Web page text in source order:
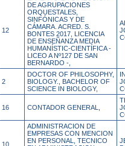
12
DE AGRUPACIONES
ORQUESTALES,
SINFÓNICAS Y DE
CÁMARA. ACRED. S.
BONTES 2017, LICENCIA
DE ENSEÑANZA MEDIA
HUMANÍSTIC-CIENTÍFICA -
LICEO A Nº127 DE SAN
BERNARDO -,
2
DOCTOR OF PHILOSOPHY,
BIOLOGY., BACHELOR OF
SCIENCE IN BIOLOGY,
16 CONTADOR GENERAL,
10
ADMINISTRACION DE
EMPRESAS CON MENCION
EN PERSONAL, TECNICO